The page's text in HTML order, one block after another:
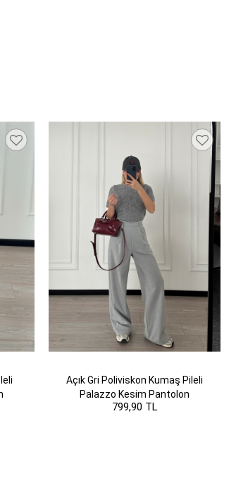
Açık Gri Poliviskon Kumaş Pileli
Palazzo Kesim Pantolon
799,90 TL